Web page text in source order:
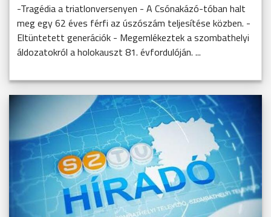
-Tragédia a triatlonversenyen - A Csónakázó-tóban halt
meg egy 62 éves férfi az úszószám teljesítése közben. -
Eltüntetett generációk - Megemlékeztek a szombathelyi
áldozatokról a holokauszt 81. évfordulóján. ...